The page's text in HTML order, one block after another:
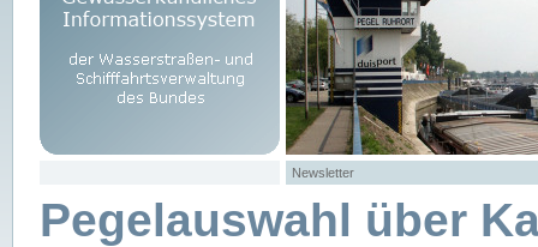
Newsletter
Pegelauswahl über